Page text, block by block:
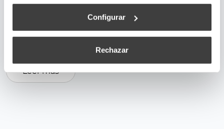
Configurar
Rechazar
un edificio. ¿Qué dudas plantea?
energético
Leer más